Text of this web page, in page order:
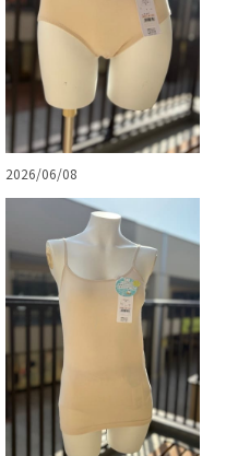
2026/06/08